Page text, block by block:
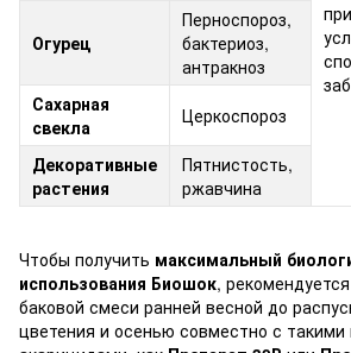
Огурец
Перноспороз,
бактериоз,
антракноз
Сахарная
свекла
Церкоспороз
Декоративные
растения
Пятнистость,
ржавчина
Чтобы получить максимальный
использования Биошок,
баковой смеси ранней весной до
цветения и осенью совместно с такими